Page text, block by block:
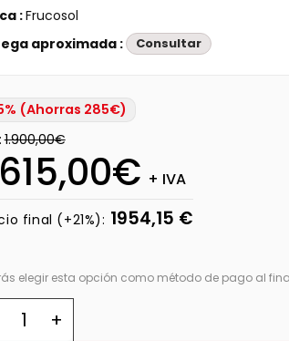
:Frucosol
aproximada :
Consultar
(Ahorras 285€)
1.900,00€
+ IVA
final (+21%): 1954,15 €
elegir esta opción como método de pago al